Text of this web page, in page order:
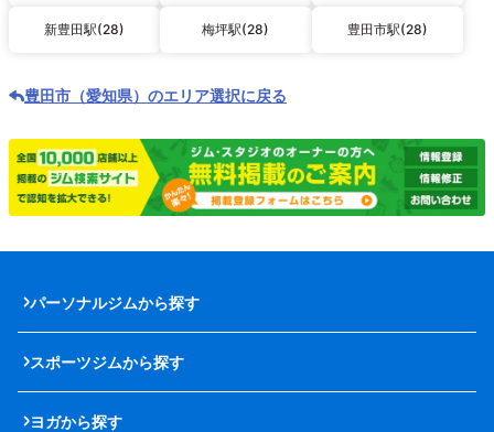
新豊田駅(28) 梅坪駅(28) 豊田市駅(28)
豊田市（愛知県）のエリア選択に戻る
パーソナルジムから探す
スポーツジムから探す
ヨガから探す